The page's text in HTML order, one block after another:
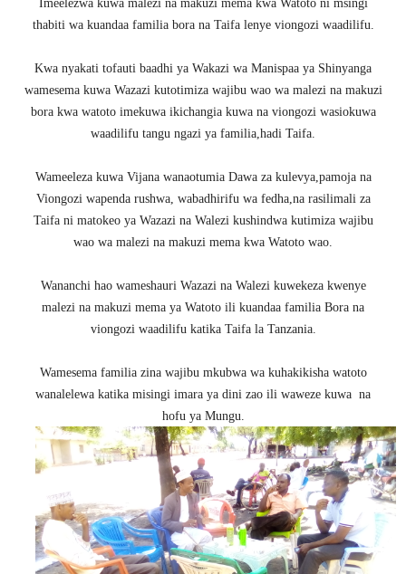
Imeelezwa kuwa malezi na makuzi mema kwa Watoto ni msingi
thabiti wa kuandaa familia bora na Taifa lenye viongozi waadilifu.
Kwa nyakati tofauti baadhi ya Wakazi wa Manispaa ya Shinyanga
wamesema kuwa Wazazi kutotimiza wajibu wao wa malezi na makuzi
bora kwa watoto imekuwa ikichangia kuwa na viongozi wasiokuwa
waadilifu tangu ngazi ya familia,hadi Taifa.
Wameeleza kuwa Vijana wanaotumia Dawa za kulevya,pamoja na
Viongozi wapenda rushwa, wabadhirifu wa fedha,na rasilimali za
Taifa ni matokeo ya Wazazi na Walezi kushindwa kutimiza wajibu
wao wa malezi na makuzi mema kwa Watoto wao.
Wananchi hao wameshauri Wazazi na Walezi kuwekeza kwenye
malezi na makuzi mema ya Watoto ili kuandaa familia Bora na
viongozi waadilifu katika Taifa la Tanzania.
Wamesema familia zina wajibu mkubwa wa kuhakikisha watoto
wanalelewa katika misingi imara ya dini zao ili waweze kuwa na
hofu ya Mungu.